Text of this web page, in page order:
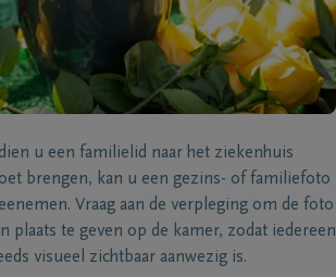
u een familielid naar het ziekenhuis
brengen, kan u een gezins- of familiefoto
Vraag aan de verpleging om de foto
plaats te geven op de kamer, zodat iedereen
visueel zichtbaar aanwezig is.